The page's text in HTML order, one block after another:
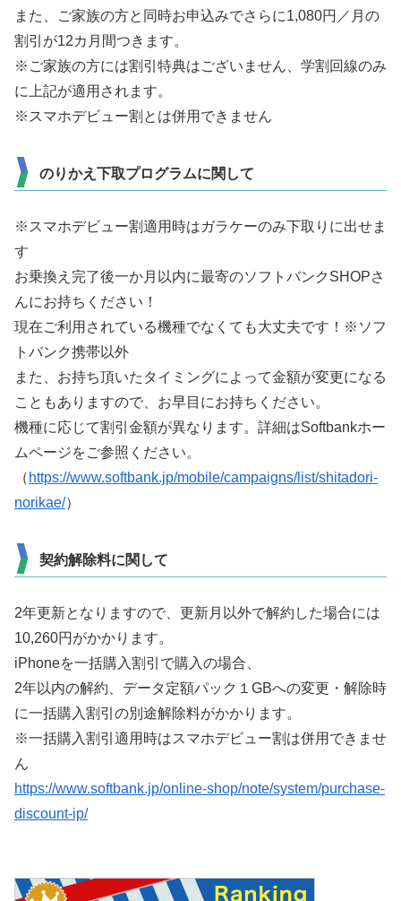
また、ご家族の方と同時お申込みでさらに1,080円／月の
割引が12カ月間つきます。
※ご家族の方には割引特典はございません、学割回線のみ
に上記が適用されます。
※スマホデビュー割とは併用できません
のりかえ下取プログラムに関して
※スマホデビュー割適用時はガラケーのみ下取りに出せま
す
お乗換え完了後一か月以内に最寄のソフトバンクSHOPさ
んにお持ちください！
現在ご利用されている機種でなくても大丈夫です！※ソフ
トバンク携帯以外
また、お持ち頂いたタイミングによって金額が変更になる
こともありますので、お早目にお持ちください。
機種に応じて割引金額が異なります。詳細はSoftbankホー
ムページをご参照ください。
（ https://www.softbank.jp/mobile/campaigns/list/shitadori-
norikae/）
契約解除料に関して
2年更新となりますので、更新月以外で解約した場合には
10,260円がかかります。
iPhoneを一括購入割引で購入の場合、
2年以内の解約、データ定額パック１GBへの変更・解除時
に一括購入割引の別途解除料がかかります。
※一括購入割引適用時はスマホデビュー割は併用できませ
ん
https://www.softbank.jp/online-shop/note/system/purchase-
discount-ip/